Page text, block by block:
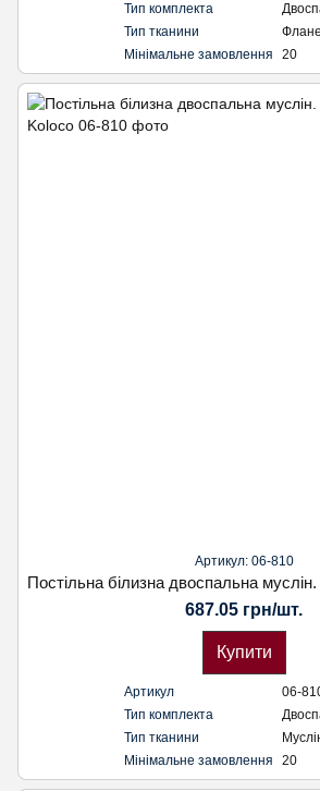
Тип комплекта
Тип тканини
Мінімальне замовлення
20
Артикул: 06-810
687.05 грн/шт.
Купити
Артикул
06-
Тип комплекта
Тип тканини
Мінімальне замовлення
20